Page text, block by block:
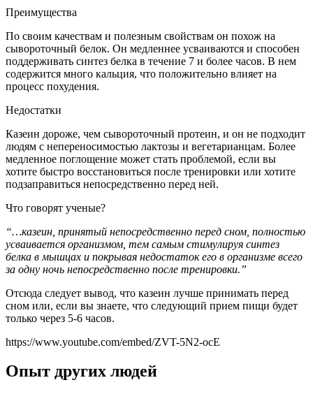
Преимущества
По своим качествам и полезным свойствам он похож на
сывороточный белок. Он медленнее усваиваются и способен
поддерживать синтез белка в течение 7 и более часов. В нем
содержится много кальция, что положительно влияет на
процесс похудения.
Недостатки
Казеин дороже, чем сывороточный протеин, и он не подходит
людям с непереносимостью лактозы и вегетарианцам. Более
медленное поглощение может стать проблемой, если вы
хотите быстро восстановиться после тренировки или хотите
подзаправиться непосредственно перед ней.
Что говорят ученые?
“…казеин, принятый непосредственно перед сном, полностью
усваивается организмом, тем самым стимулируя синтез
белка в мышцах и покрывая недостаток его в организме всего
за одну ночь непосредственно после тренировки.”
Отсюда следует вывод, что казеин лучше принимать перед
сном или, если вы знаете, что следующий прием пищи будет
только через 5-6 часов.
https://www.youtube.com/embed/ZVT-5N2-ocE
Опыт других людей